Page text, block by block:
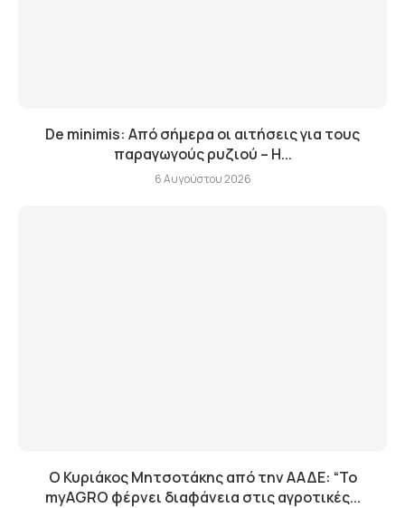
De minimis: Από σήμερα οι αιτήσεις για τους
παραγωγούς ρυζιού – Η...
6 Αυγούστου 2026
Ο Κυριάκος Μητσοτάκης από την ΑΑΔΕ: “Το
myAGRO φέρνει διαφάνεια στις αγροτικές...